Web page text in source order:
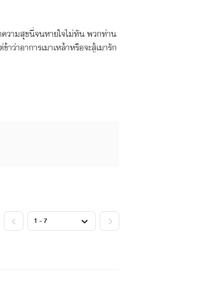
ความสุขนี่จนหายใจไม่ทัน พวกท่าน
ว่าอาการเมาเหล้าหรือจะสู้เมารัก
ฉะนั้นอย่าหาว่าข้ายั่วยวนเลยนะ